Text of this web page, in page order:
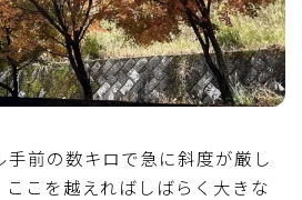
前の数キロで急に斜度が厳し
ここを越えればしばらく大きな